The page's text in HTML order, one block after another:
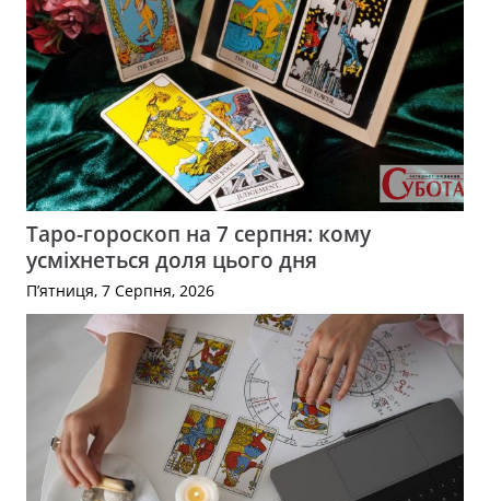
Таро-гороскоп на 7 серпня: кому
усміхнеться доля цього дня
П’ятниця, 7 Серпня, 2026